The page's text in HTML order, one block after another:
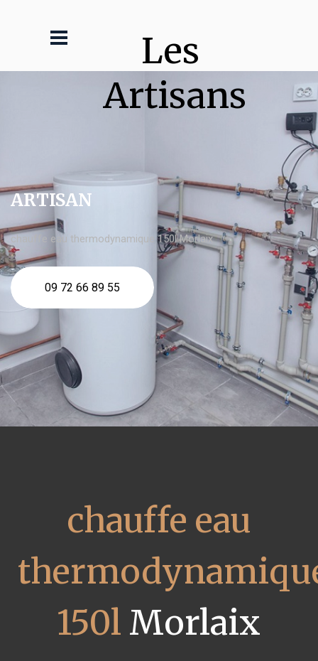
Les
Artisans
ARTISAN
chauffe eau thermodynamique 150l Morlaix
09 72 66 89 55
chauffe eau
150l Morlaix